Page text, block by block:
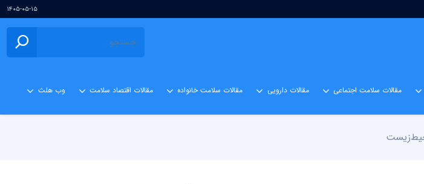
۱۴۰۵-۰۵-۱۵
مقالات سلامت اجتماعی مقالات دارویی مقالات سلامت خانواده مقالات اقتصاد سلامت وب هلث